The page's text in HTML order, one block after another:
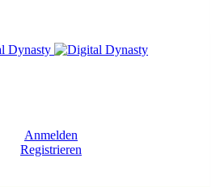
Anmelden
Registrieren